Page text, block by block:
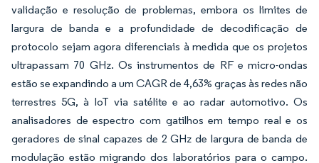
validação e resolução de problemas, embora os limites de
largura de banda e a profundidade de decodificação de
protocolo sejam agora diferenciais à medida que os projetos
ultrapassam 70 GHz. Os instrumentos de RF e micro-ondas
estão se expandindo a um CAGR de 4,63% graças às redes não
terrestres 5G, à IoT via satélite e ao radar automotivo. Os
analisadores de espectro com gatilhos em tempo real e os
geradores de sinal capazes de 2 GHz de largura de banda de
modulação estão migrando dos laboratórios para o campo.